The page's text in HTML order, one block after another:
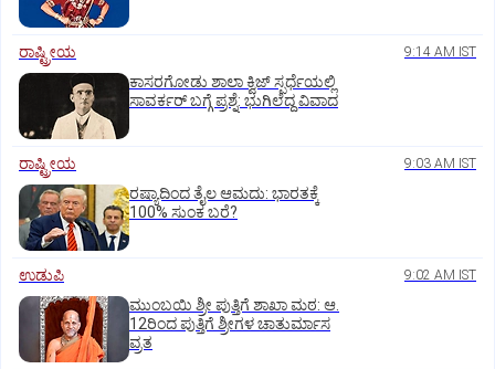
ರಾಷ್ಟ್ರೀಯ 9:14 AM IST
ಕಾಸರಗೋಡು ಶಾಲಾ ಕ್ವಿಜ್‌ ಸ್ಪರ್ಧೆಯಲ್ಲಿ
ಸಾವರ್ಕರ್‌ ಬಗ್ಗೆ ಪ್ರಶ್ನೆ: ಭುಗಿಲೆದ್ದ ವಿವಾದ
ರಾಷ್ಟ್ರೀಯ 9:03 AM IST
ರಷ್ಯಾದಿಂದ ತೈಲ ಆಮದು: ಭಾರತಕ್ಕೆ
100% ಸುಂಕ ಬರೆ?
ಉಡುಪಿ 9:02 AM IST
ಮುಂಬಯಿ ಶ್ರೀ ಪುತ್ತಿಗೆ ಶಾಖಾ ಮಠ: ಆ.
12ರಿಂದ ಪುತ್ತಿಗೆ ಶ್ರೀಗಳ ಚಾತುರ್ಮಾಸ
ವ್ರತ